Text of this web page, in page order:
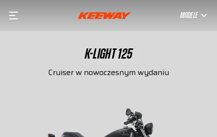
MODELE
K-LIGHT 125
Cruiser w nowoczesnym wydaniu